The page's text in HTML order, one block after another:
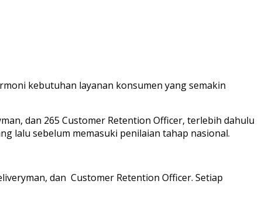
kebutuhan layanan konsumen yang semakin
dan 265 Customer Retention Officer, terlebih dahulu
lalu sebelum memasuki penilaian tahap nasional.
dan Customer Retention Officer. Setiap